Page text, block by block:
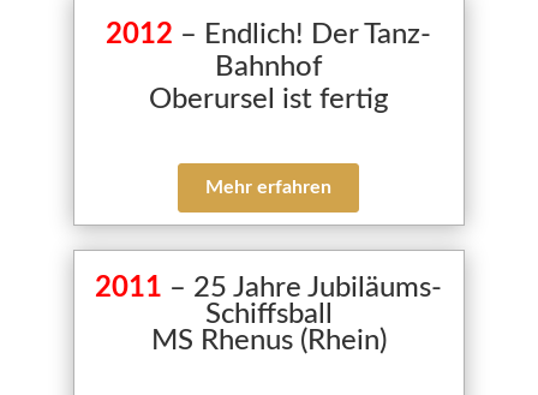
2012 – Endlich! Der Tanz-
Bahnhof
Oberursel ist fertig
Mehr erfahren
2011 – 25 Jahre Jubiläums-
Schiffsball
MS Rhenus (Rhein)